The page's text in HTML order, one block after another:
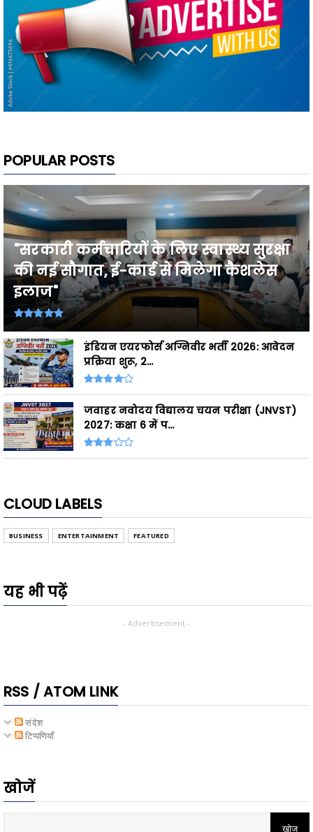
POPULAR POSTS
"सरकारी कर्मचारियों के लिए स्वास्थ्य सुरक्षा
की नई सौगात, ई-कार्ड से मिलेगा कैशलेस
इलाज"
इंडियन एयरफोर्स अग्निवीर भर्ती 2026: आवेदन
प्रक्रिया शुरू, 2...
जवाहर नवोदय विद्यालय चयन परीक्षा (JNVST)
2027: कक्षा 6 में प...
CLOUD LABELS
BUSINESS ENTERTAINMENT FEATURED
यह भी पढ़ें
- Advertisement -
RSS / ATOM LINK
संदेश
टिप्पणियाँ
खोजें